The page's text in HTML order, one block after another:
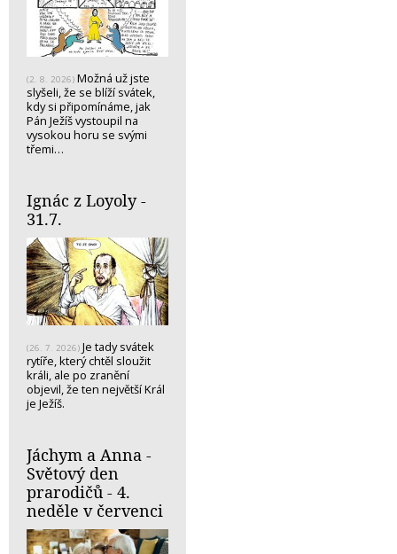
(2. 8. 2026) Možná už jste
slyšeli, že se blíží svátek,
kdy si připomínáme, jak
Pán Ježíš vystoupil na
vysokou horu se svými
třemi…
Ignác z Loyoly -
31.7.
(26. 7. 2026) Je tady svátek
rytíře, který chtěl sloužit
králi, ale po zranění
objevil, že ten největší Král
je Ježíš.
Jáchym a Anna -
Světový den
prarodičů - 4.
neděle v červenci